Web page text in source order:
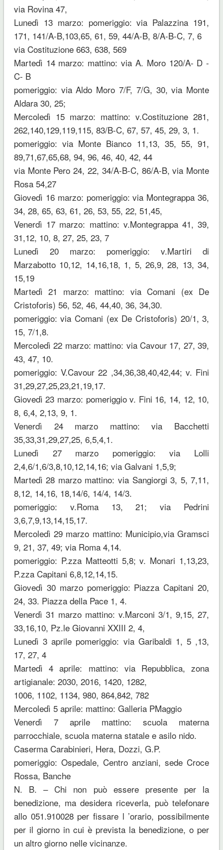
via Rovina 47,
Lunedì 13 marzo: pomeriggio: via Palazzina 191,
171, 141/A-B,103,65, 61, 59, 44/A-B, 8/A-B-C, 7, 6
via Costituzione 663, 638, 569
Martedì 14 marzo: mattino: via A. Moro 120/A- D -
C- B
pomeriggio: via Aldo Moro 7/F, 7/G, 30, via Monte
Aldara 30, 25;
Mercoledì 15 marzo: mattino: v.Costituzione 281,
262,140,129,119,115, 83/B-C, 67, 57, 45, 29, 3, 1.
pomeriggio: via Monte Bianco 11,13, 35, 55, 91,
89,71,67,65,68, 94, 96, 46, 40, 42, 44
via Monte Pero 24, 22, 34/A-B-C, 86/A-B, via Monte
Rosa 54,27
Giovedì 16 marzo: pomeriggio: via Montegrappa 36,
34, 28, 65, 63, 61, 26, 53, 55, 22, 51,45,
Venerdì 17 marzo: mattino: v.Montegrappa 41, 39,
31,12, 10, 8, 27, 25, 23, 7
Lunedì 20 marzo: pomeriggio: v.Martiri di
Marzabotto 10,12, 14,16,18, 1, 5, 26,9, 28, 13, 34,
15,19
Martedì 21 marzo: mattino: via Comani (ex De
Cristoforis) 56, 52, 46, 44,40, 36, 34,30.
pomeriggio: via Comani (ex De Cristoforis) 20/1, 3,
15, 7/1,8.
Mercoledì 22 marzo: mattino: via Cavour 17, 27, 39,
43, 47, 10.
pomeriggio: V.Cavour 22 ,34,36,38,40,42,44; v. Fini
31,29,27,25,23,21,19,17.
Giovedì 23 marzo: pomeriggio v. Fini 16, 14, 12, 10,
8, 6,4, 2,13, 9, 1.
Venerdì 24 marzo mattino: via Bacchetti
35,33,31,29,27,25, 6,5,4,1.
Lunedì 27 marzo pomeriggio: via Lolli
2,4,6/1,6/3,8,10,12,14,16; via Galvani 1,5,9;
Martedì 28 marzo mattino: via Sangiorgi 3, 5, 7,11,
8,12, 14,16, 18,14/6, 14/4, 14/3.
pomeriggio: v.Roma 13, 21; via Pedrini
3,6,7,9,13,14,15,17.
Mercoledì 29 marzo mattino: Municipio,via Gramsci
9, 21, 37, 49; via Roma 4,14.
pomeriggio: P.zza Matteotti 5,8; v. Monari 1,13,23,
P.zza Capitani 6,8,12,14,15.
Giovedì 30 marzo pomeriggio: Piazza Capitani 20,
24, 33. Piazza della Pace 1, 4.
Venerdì 31 marzo mattino: v.Marconi 3/1, 9,15, 27,
33,16,10, Pz.le Giovanni XXIII 2, 4,
Lunedì 3 aprile pomeriggio: via Garibaldi 1, 5 ,13,
17, 27, 4
Martedì 4 aprile: mattino: via Repubblica, zona
artigianale: 2030, 2016, 1420, 1282,
1006, 1102, 1134, 980, 864,842, 782
Mercoledì 5 aprile: mattino: Galleria PMaggio
Venerdì 7 aprile mattino: scuola materna
parrocchiale, scuola materna statale e asilo nido.
Caserma Carabinieri, Hera, Dozzi, G.P.
pomeriggio: Ospedale, Centro anziani, sede Croce
Rossa, Banche
N. B. – Chi non può essere presente per la
benedizione, ma desidera riceverla, può telefonare
allo 051.910028 per fissare l ’orario, possibilmente
per il giorno in cui è prevista la benedizione, o per
un altro giorno nelle vicinanze.